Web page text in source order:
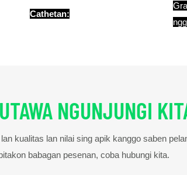
Cathetan:
UTAWA NGUNJUNGI
kualitas lan nilai sing apik kanggo saben
babagan pesenan, coba hubungi kita.